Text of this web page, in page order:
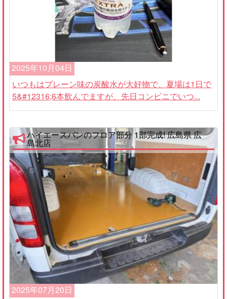
2025年10月04日
いつもはプレーン味の炭酸水が大好物で、夏場は1日で
5&#12316;6本飲んでますが、先日コンビニでいつ...
ハイエースバンのフロア部分 1部完成! 広島県 広
島北店
2025年07月20日